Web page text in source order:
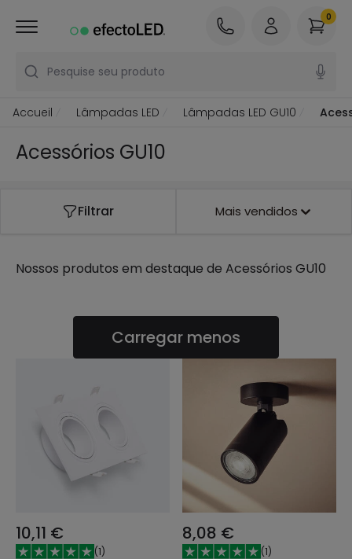
Pesquise seu produto
0
Accueil Lâmpadas LED Lâmpadas LED GU10
Acessórios GU10
Filtrar Mais vendidos
Nossos produtos em destaque de Acessórios GU10
Carregar menos
10,11 €
(1)
8,08 €
(1)